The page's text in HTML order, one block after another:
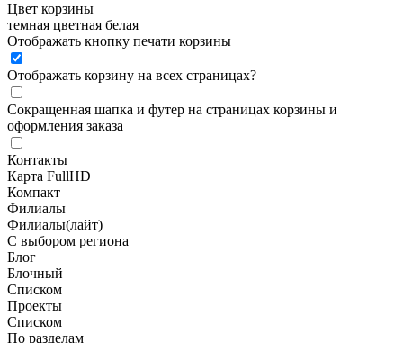
Цвет корзины
темная цветная белая
Отображать кнопку печати корзины
Отображать корзину на всех страницах?
Сокращенная шапка и футер на страницах корзины и
оформления заказа
Контакты
Карта FullHD
Компакт
Филиалы
Филиалы(лайт)
С выбором региона
Блог
Блочный
Списком
Проекты
Списком
По разделам